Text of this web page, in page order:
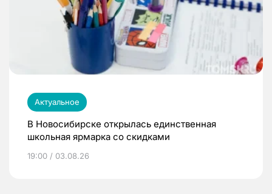
Актуальное
В Новосибирске открылась единственная
школьная ярмарка со скидками
19:00 / 03.08.26